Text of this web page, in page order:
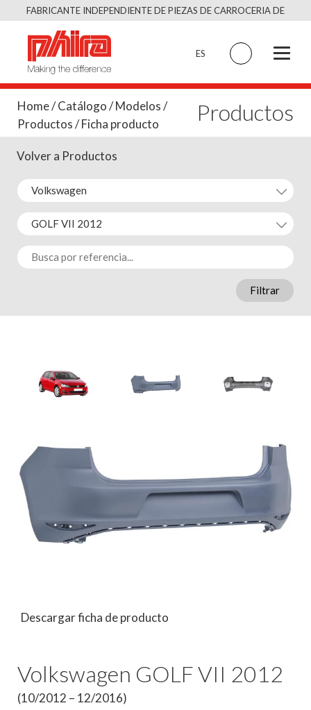
Saltar
FABRICANTE INDEPENDIENTE DE PIEZAS DE CARROCERIA DE
CALIDAD EQUIVALENTE AL ORIGINAL
ES
Home/Catálogo/Modelos/
Productos/ Ficha producto Productos
Volver a Productos
Filtrar
Descargar ficha de producto
Volkswagen GOLF VII 2012
(10/2012 – 12/2016)